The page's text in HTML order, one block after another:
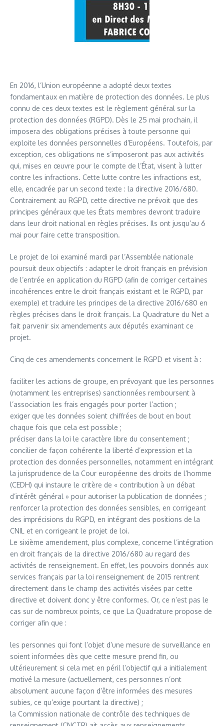
En 2016, l’Union européenne a adopté deux textes
fondamentaux en matière de protection des données. Le plus
connu de ces deux textes est le règlement général sur la
protection des données (RGPD). Dès le 25 mai prochain, il
imposera des obligations précises à toute personne qui
exploite les données personnelles d’Européens. Toutefois, par
exception, ces obligations ne s’imposeront pas aux activités
qui, mises en œuvre pour le compte de l’État, visent à lutter
contre les infractions. Cette lutte contre les infractions est,
elle, encadrée par un second texte : la directive 2016/680.
Contrairement au RGPD, cette directive ne prévoit que des
principes généraux que les États membres devront traduire
dans leur droit national en règles précises. Ils ont jusqu’au 6
mai pour faire cette transposition.
Le projet de loi examiné mardi par l’Assemblée nationale
poursuit deux objectifs : adapter le droit français en prévision
de l’entrée en application du RGPD (afin de corriger certaines
incohérences entre le droit français existant et le RGPD, par
exemple) et traduire les principes de la directive 2016/680 en
règles précises dans le droit français. La Quadrature du Net a
fait parvenir six amendements aux députés examinant ce
projet.
Cinq de ces amendements concernent le RGPD et visent à :
faciliter les actions de groupe, en prévoyant que les personnes
(notamment les entreprises) sanctionnées remboursent à
l’association les frais engagés pour porter l’action ;
exiger que les données soient chiffrées de bout en bout
chaque fois que cela est possible ;
préciser dans la loi le caractère libre du consentement ;
concilier de façon cohérente la liberté d’expression et la
protection des données personnelles, notamment en intégrant
la jurisprudence de la Cour européenne des droits de l’homme
(CEDH) qui instaure le critère de « contribution à un débat
d’intérêt général » pour autoriser la publication de données ;
renforcer la protection des données sensibles, en corrigeant
des imprécisions du RGPD, en intégrant des positions de la
CNIL et en corrigeant le projet de loi.
Le sixième amendement, plus complexe, concerne l’intégration
en droit français de la directive 2016/680 au regard des
activités de renseignement. En effet, les pouvoirs donnés aux
services français par la loi renseignement de 2015 rentrent
directement dans le champ des activités visées par cette
directive et doivent donc y être conformes. Or, ce n’est pas le
cas sur de nombreux points, ce que La Quadrature propose de
corriger afin que :
les personnes qui font l’objet d’une mesure de surveillance en
soient informées dès que cette mesure prend fin, ou
ultérieurement si cela met en péril l’objectif qui a initialement
motivé la mesure (actuellement, ces personnes n’ont
absolument aucune façon d’être informées des mesures
subies, ce qu’exige pourtant la directive) ;
la Commission nationale de contrôle des techniques de